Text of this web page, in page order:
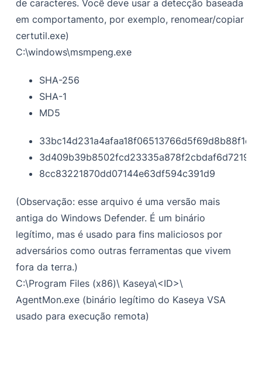
de caracteres. Você deve usar a detecção baseada
em comportamento, por exemplo, renomear/copiar
certutil.exe)
C:\windows\msmpeng.exe
SHA-256
SHA-1
MD5
3d409b39b8502fcd23335a878f2cbdaf6d721995
8cc83221870dd07144e63df594c391d9
(Observação: esse arquivo é uma versão mais
antiga do Windows Defender. É um binário
legítimo, mas é usado para fins maliciosos por
adversários como outras ferramentas que vivem
fora da terra.)
C:\Program Files (x86)\ Kaseya\<ID>\
AgentMon.exe (binário legítimo do Kaseya VSA
usado para execução remota)